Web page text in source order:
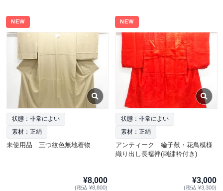
NEW
状態：非常によい
素材：正絹
未使用品 三つ紋色無地着物
¥8,000
(税込 ¥8,800)
NEW
状態：非常によい
素材：正絹
アンティーク 綸子鼓・花鳥模様
織り出し長襦袢(刺繍衿付き)
¥3,000
(税込 ¥3,300)